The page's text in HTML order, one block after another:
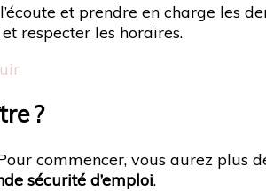
et prendre en charge les
respecter les horaires.
?
commencer, vous aurez plus
sécurité d’emploi.